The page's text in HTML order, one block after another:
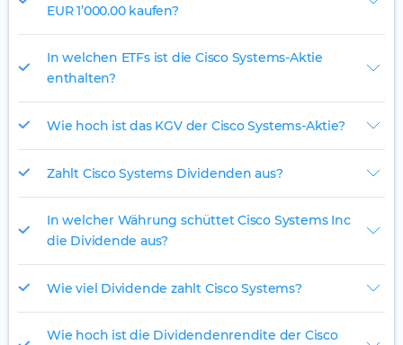
EUR 1’000.00 kaufen?
In welchen ETFs ist die Cisco Systems-Aktie
enthalten?
Wie hoch ist das KGV der Cisco Systems-Aktie?
Zahlt Cisco Systems Dividenden aus?
In welcher Währung schüttet Cisco Systems Inc
die Dividende aus?
Wie viel Dividende zahlt Cisco Systems?
Wie hoch ist die Dividendenrendite der Cisco